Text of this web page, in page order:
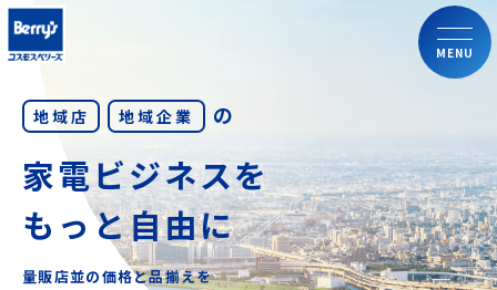
MENU
地域店 地域企業 の
家電ビジネスを
もっと自由に
量販店並の価格と品揃えを